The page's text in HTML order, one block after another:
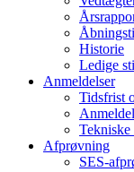
Historie
Ledige
Anmeldelser
Tidsfrist
Tekniske
Afprøvning
SES-